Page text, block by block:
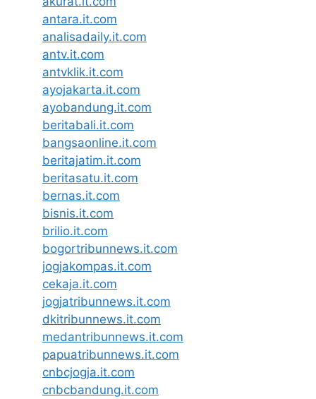
antara.it.com
analisadaily.it.com
antv.it.com
antvklik.it.com
ayojakarta.it.com
ayobandung.it.com
beritabali.it.com
bangsaonline.it.com
beritajatim.it.com
beritasatu.it.com
bernas.it.com
bisnis.it.com
brilio.it.com
bogortribunnews.it.com
jogjakompas.it.com
cekaja.it.com
jogjatribunnews.it.com
dkitribunnews.it.com
medantribunnews.it.com
papuatribunnews.it.com
cnbcjogja.it.com
cnbcbandung.it.com